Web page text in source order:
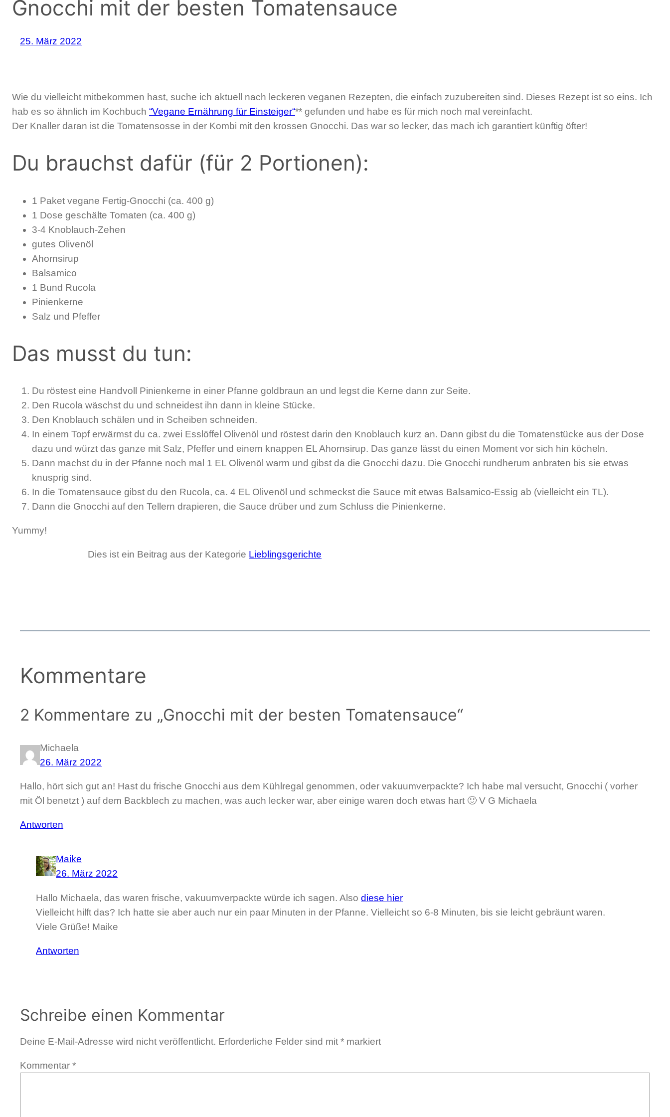
Gnocchi mit der besten Tomatensauce
25. März 2022
Wie du vielleicht mitbekommen hast, suche ich aktuell nach leckeren veganen Rezepten, die einfach zuzubereiten sind. Dieses Rezept ist so eins. Ich
hab es so ähnlich im Kochbuch “Vegane Ernährung für Einsteiger“** gefunden und habe es für mich noch mal vereinfacht.
Der Knaller daran ist die Tomatensosse in der Kombi mit den krossen Gnocchi. Das war so lecker, das mach ich garantiert künftig öfter!
Du brauchst dafür (für 2 Portionen):
1 Paket vegane Fertig-Gnocchi (ca. 400 g)
1 Dose geschälte Tomaten (ca. 400 g)
3-4 Knoblauch-Zehen
gutes Olivenöl
Ahornsirup
Balsamico
1 Bund Rucola
Pinienkerne
Salz und Pfeffer
Das musst du tun:
Du röstest eine Handvoll Pinienkerne in einer Pfanne goldbraun an und legst die Kerne dann zur Seite.
Den Rucola wäschst du und schneidest ihn dann in kleine Stücke.
Den Knoblauch schälen und in Scheiben schneiden.
In einem Topf erwärmst du ca. zwei Esslöffel Olivenöl und röstest darin den Knoblauch kurz an. Dann gibst du die Tomatenstücke aus der Dose
dazu und würzt das ganze mit Salz, Pfeffer und einem knappen EL Ahornsirup. Das ganze lässt du einen Moment vor sich hin köcheln.
Dann machst du in der Pfanne noch mal 1 EL Olivenöl warm und gibst da die Gnocchi dazu. Die Gnocchi rundherum anbraten bis sie etwas
knusprig sind.
In die Tomatensauce gibst du den Rucola, ca. 4 EL Olivenöl und schmeckst die Sauce mit etwas Balsamico-Essig ab (vielleicht ein TL).
Dann die Gnocchi auf den Tellern drapieren, die Sauce drüber und zum Schluss die Pinienkerne.
Yummy!
Dies ist ein Beitrag aus der Kategorie Lieblingsgerichte
Kommentare
2 Kommentare zu „Gnocchi mit der besten Tomatensauce“
Michaela
26. März 2022
Hallo, hört sich gut an! Hast du frische Gnocchi aus dem Kühlregal genommen, oder vakuumverpackte? Ich habe mal versucht, Gnocchi ( vorher
mit Öl benetzt ) auf dem Backblech zu machen, was auch lecker war, aber einige waren doch etwas hart 🙂 V G Michaela
Antworten
Maike
26. März 2022
Hallo Michaela, das waren frische, vakuumverpackte würde ich sagen. Also diese hier
Vielleicht hilft das? Ich hatte sie aber auch nur ein paar Minuten in der Pfanne. Vielleicht so 6-8 Minuten, bis sie leicht gebräunt waren.
Viele Grüße! Maike
Antworten
Schreibe einen Kommentar
Deine E-Mail-Adresse wird nicht veröffentlicht. Erforderliche Felder sind mit * markiert
Kommentar *